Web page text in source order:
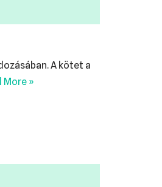
A kötet a
More »